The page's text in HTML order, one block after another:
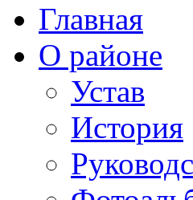
Главная
О районе
Устав
История